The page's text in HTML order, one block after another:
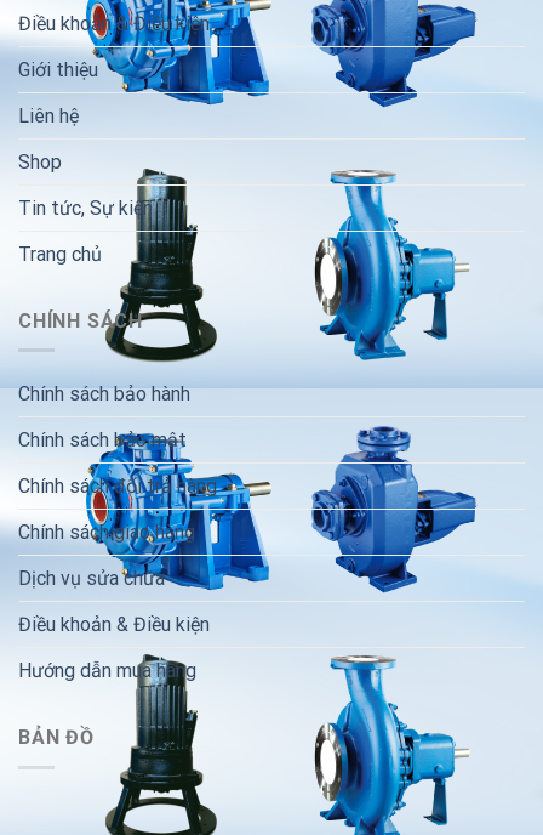
Điều khoản & Điều kiện
Giới thiệu
Liên hệ
Shop
Tin tức, Sự kiện
Trang chủ
CHÍNH SÁCH
Chính sách bảo hành
Chính sách bảo mật
Chính sách đổi trả hàng
Chính sách giao hàng
Dịch vụ sửa chữa
Điều khoản & Điều kiện
Hướng dẫn mua hàng
BẢN ĐỒ